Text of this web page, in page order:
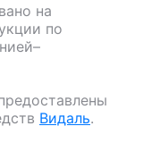
на
по
Видаль.